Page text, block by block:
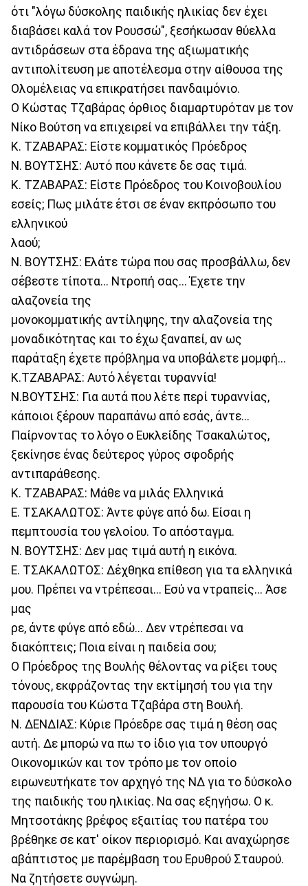
ότι "λόγω δύσκολης παιδικής ηλικίας δεν έχει
διαβάσει καλά τον Ρουσσώ", ξεσήκωσαν θύελλα
αντιδράσεων στα έδρανα της αξιωματικής
αντιπολίτευση με αποτέλεσμα στην αίθουσα της
Ολομέλειας να επικρατήσει πανδαιμόνιο.
Ο Κώστας Τζαβάρας όρθιος διαμαρτυρόταν με τον
Νίκο Βούτση να επιχειρεί να επιβάλλει την τάξη.
Κ. ΤΖΑΒΑΡΑΣ: Είστε κομματικός Πρόεδρος
Ν. ΒΟΥΤΣΗΣ: Αυτό που κάνετε δε σας τιμά.
Κ. ΤΖΑΒΑΡΑΣ: Είστε Πρόεδρος του Κοινοβουλίου
εσείς; Πως μιλάτε έτσι σε έναν εκπρόσωπο του
ελληνικού
λαού;
Ν. ΒΟΥΤΣΗΣ: Ελάτε τώρα που σας προσβάλλω, δεν
σέβεστε τίποτα... Ντροπή σας... Έχετε την
αλαζονεία της
μονοκομματικής αντίληψης, την αλαζονεία της
μοναδικότητας και το έχω ξαναπεί, αν ως
παράταξη έχετε πρόβλημα να υποβάλετε μομφή...
Κ.ΤΖΑΒΑΡΑΣ: Αυτό λέγεται τυραννία!
Ν.ΒΟΥΤΣΗΣ: Για αυτά που λέτε περί τυραννίας,
κάποιοι ξέρουν παραπάνω από εσάς, άντε...
Παίρνοντας το λόγο ο Ευκλείδης Τσακαλώτος,
ξεκίνησε ένας δεύτερος γύρος σφοδρής
αντιπαράθεσης.
Κ. ΤΖΑΒΑΡΑΣ: Μάθε να μιλάς Ελληνικά
Ε. ΤΣΑΚΑΛΩΤΟΣ: Άντε φύγε από δω. Είσαι η
πεμπτουσία του γελοίου. Το απόσταγμα.
Ν. ΒΟΥΤΣΗΣ: Δεν μας τιμά αυτή η εικόνα.
Ε. ΤΣΑΚΑΛΩΤΟΣ: Δέχθηκα επίθεση για τα ελληνικά
μου. Πρέπει να ντρέπεσαι... Εσύ να ντραπείς... Άσε
μας
ρε, άντε φύγε από εδώ... Δεν ντρέπεσαι να
διακόπτεις; Ποια είναι η παιδεία σου;
Ο Πρόεδρος της Βουλής θέλοντας να ρίξει τους
τόνους, εκφράζοντας την εκτίμησή του για την
παρουσία του Κώστα Τζαβάρα στη Βουλή.
Ν. ΔΕΝΔΙΑΣ: Κύριε Πρόεδρε σας τιμά η θέση σας
αυτή. Δε μπορώ να πω το ίδιο για τον υπουργό
Οικονομικών και τον τρόπο με τον οποίο
ειρωνευτήκατε τον αρχηγό της ΝΔ για το δύσκολο
της παιδικής του ηλικίας. Να σας εξηγήσω. Ο κ.
Μητσοτάκης βρέφος εξαιτίας του πατέρα του
βρέθηκε σε κατ' οίκον περιορισμό. Και αναχώρησε
αβάπτιστος με παρέμβαση του Ερυθρού Σταυρού.
Να ζητήσετε συγνώμη.